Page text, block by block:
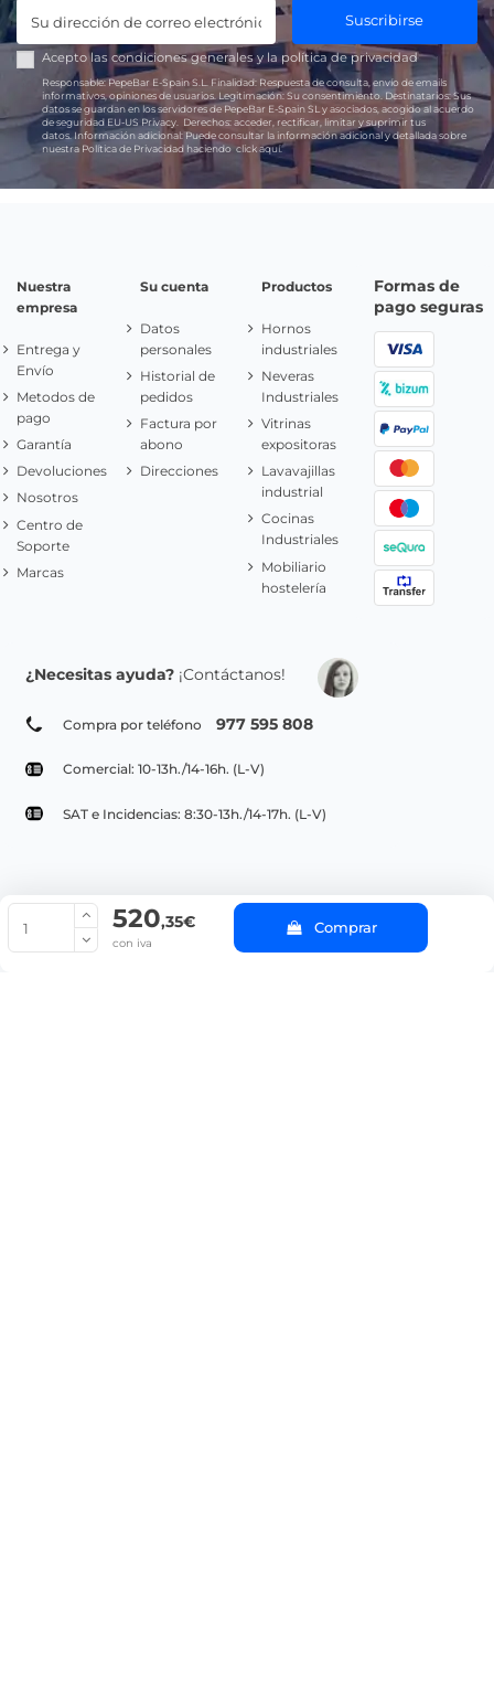
520,35€
con iva
Comprar
Suscribirse
Acepto las condiciones generales y lapolítica de privacidad
Responsable:PepeBar E-Spain S.L. Finalidad: Respuesta de consulta, envío de emails
informativos, opiniones de usuarios. Legitimación: Su consentimiento. Destinatarios:Sus
datos se guardan en los servidores de PepeBar E-Spain SL y asociados, acogido al acuerdo
de seguridad EU-US Privacy.
Derechos: acceder, rectificar, limitar y suprimir tus
datos.Información adicional:Puede consultar la información adicional y detallada sobre
nuestra Política de Privacidad haciendoclick aquí.
Nuestra
empresa
Entrega y
Envío
Metodos de
pago
Garantía
Devoluciones
Nosotros
Centro de
Soporte
Marcas
Su cuenta
Datos
personales
Historial de
pedidos
Factura por
abono
Direcciones
Productos
Hornos
industriales
Neveras
Industriales
Vitrinas
expositoras
Lavavajillas
industrial
Cocinas
Industriales
Mobiliario
hostelería
Formas de
pago seguras
¿Necesitas ayuda? ¡Contáctanos!
Compra por teléfono 977 595 808
Comercial: 10-13h./14-16h. (L-V)
SAT e Incidencias: 8:30-13h./14-17h. (L-V)
© Copyright 2022 PepeBar.com |
Aviso legal y
Condiciones generales de compra |